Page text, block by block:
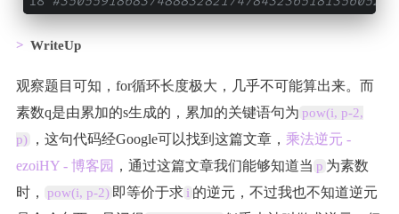
WriteUp
观察题目可知，for循环长度极大，几乎不可能算出来。而
素数q是由累加的s生成的，累加的关键语句为 pow(i, p-2,
p)
，这句代码经Google可以找到这篇文章， 乘法逆元 -
ezoiHY - 博客园 ，通过这篇文章我们能够知道当 p 为素数
时，
pow(i, p-2) 即等价于求 i 的逆元，不过我也不知道逆元